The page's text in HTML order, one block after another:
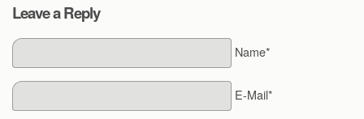
Leave a Reply
Name*
E-Mail*